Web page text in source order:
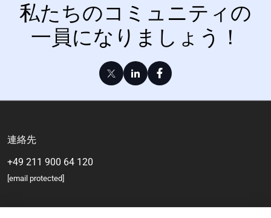
私たちのコミュニティの
一員になりましょう！
連絡先
+49 211 900 64 120
[email protected]